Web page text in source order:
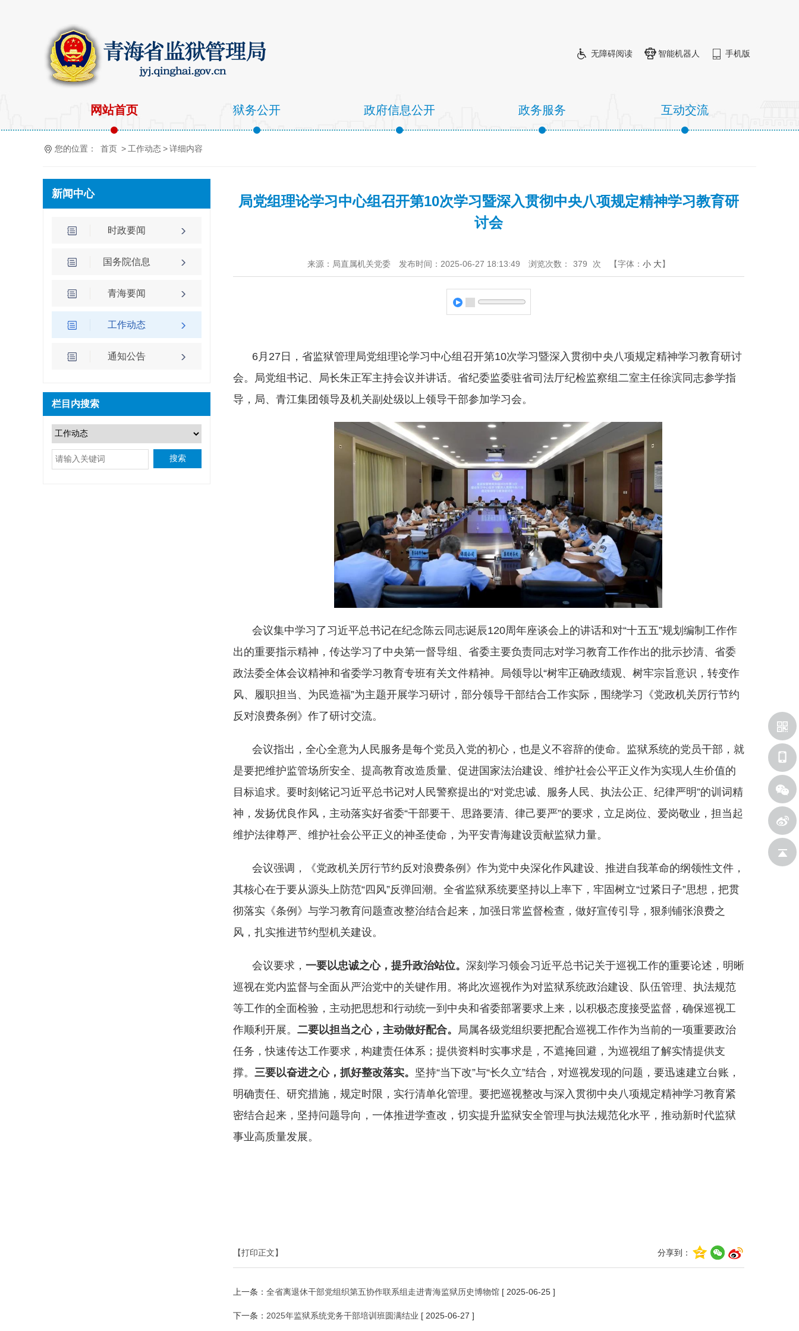
无障碍阅读 智能机器人 手机版
网站首页 狱务公开 政府信息公开 政务服务 互动交流
您的位置： 首页 > 工作动态>详细内容
新闻中心
时政要闻
国务院信息
青海要闻
工作动态
通知公告
栏目内搜索
搜索
局党组理论学习中心组召开第10次学习暨深入贯彻中央八项规定精神学习教育研
讨会
来源：局直属机关党委 发布时间：2025-06-27 18:13:49 浏览次数： 379 次 【字体： 小 大】
6月27日，省监狱管理局党组理论学习中心组召开第10次学习暨深入贯彻中央八项规定精神学习教育研讨
会。局党组书记、局长朱正军主持会议并讲话。省纪委监委驻省司法厅纪检监察组二室主任徐滨同志参学指
导，局、青江集团领导及机关副处级以上领导干部参加学习会。
会议集中学习了习近平总书记在纪念陈云同志诞辰120周年座谈会上的讲话和对“十五五”规划编制工作作
出的重要指示精神，传达学习了中央第一督导组、省委主要负责同志对学习教育工作作出的批示抄清、省委
政法委全体会议精神和省委学习教育专班有关文件精神。局领导以“树牢正确政绩观、树牢宗旨意识，转变作
风、履职担当、为民造福”为主题开展学习研讨，部分领导干部结合工作实际，围绕学习《党政机关厉行节约
反对浪费条例》作了研讨交流。
会议指出，全心全意为人民服务是每个党员入党的初心，也是义不容辞的使命。监狱系统的党员干部，就
是要把维护监管场所安全、提高教育改造质量、促进国家法治建设、维护社会公平正义作为实现人生价值的
目标追求。要时刻铭记习近平总书记对人民警察提出的“对党忠诚、服务人民、执法公正、纪律严明”的训词精
神，发扬优良作风，主动落实好省委“干部要干、思路要清、律己要严”的要求，立足岗位、爱岗敬业，担当起
维护法律尊严、维护社会公平正义的神圣使命，为平安青海建设贡献监狱力量。
会议强调，《党政机关厉行节约反对浪费条例》作为党中央深化作风建设、推进自我革命的纲领性文件，
其核心在于要从源头上防范“四风”反弹回潮。全省监狱系统要坚持以上率下，牢固树立“过紧日子”思想，把贯
彻落实《条例》与学习教育问题查改整治结合起来，加强日常监督检查，做好宣传引导，狠刹铺张浪费之
风，扎实推进节约型机关建设。
会议要求， 一要以忠诚之心，提升政治站位。 深刻学习领会习近平总书记关于巡视工作的重要论述，明晰
巡视在党内监督与全面从严治党中的关键作用。将此次巡视作为对监狱系统政治建设、队伍管理、执法规范
等工作的全面检验，主动把思想和行动统一到中央和省委部署要求上来，以积极态度接受监督，确保巡视工
作顺利开展。 二要以担当之心，主动做好配合。 局属各级党组织要把配合巡视工作作为当前的一项重要政治
任务，快速传达工作要求，构建责任体系；提供资料时实事求是，不遮掩回避，为巡视组了解实情提供支
撑。 三要以奋进之心，抓好整改落实。 坚持“当下改”与“长久立”结合，对巡视发现的问题，要迅速建立台账，
明确责任、研究措施，规定时限，实行清单化管理。要把巡视整改与深入贯彻中央八项规定精神学习教育紧
密结合起来，坚持问题导向，一体推进学查改，切实提升监狱安全管理与执法规范化水平，推动新时代监狱
事业高质量发展。
分享到：
【打印正文】
上一条： 全省离退休干部党组织第五协作联系组走进青海监狱历史博物馆 [ 2025-06-25 ]
下一条： 2025年监狱系统党务干部培训班圆满结业 [ 2025-06-27 ]
新浪微